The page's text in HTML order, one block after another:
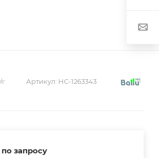
Артикул: НС-1263343
запросу